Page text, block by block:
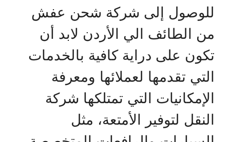
للوصول إلى شركة شحن عفش
من الطائف الي الأردن لابد أن
تكون على دراية كافية بالخدمات
التي تقدمها لعملائها ومعرفة
الإمكانيات التي تمتلكها شركة
النقل لتوفير الأمتعة، مثل